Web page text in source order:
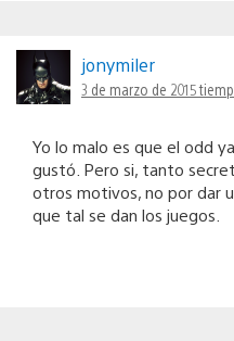
jonymiler
3 de marzo de 2015
Yo lo malo es que el odd
gustó. Pero si, tanto
otros motivos, no por dar
que tal se dan los juegos.